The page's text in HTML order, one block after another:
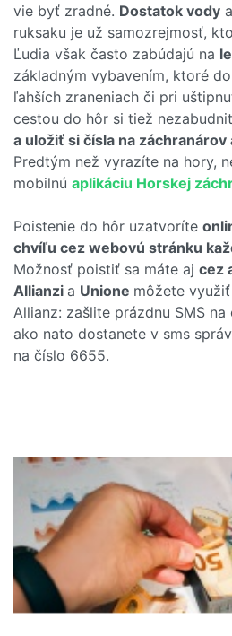
vie byť zradné. Dostatok vody
ruksaku je už samozrejmosť,
Ľudia však často zabúdajú na
základným vybavením, ktoré
ľahších zraneniach či pri
cestou do hôr si tiež
a uložiť si čísla na
Predtým než vyrazíte na hory,
mobilnú aplikáciu Horskej
Poistenie do hôr uzatvoríte
chvíľu cez webovú stránku
Možnosť poistiť sa máte aj cez
Allianzi a Unione môžete
Allianz: zašlite prázdnu SMS
ako nato dostanete v sms
na číslo 6655.